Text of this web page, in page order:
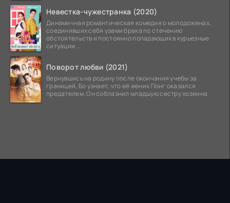
Невестка-чужестранка (2020)
Динамичная романтическая комедия о молодоженах,
соединивших себя узами брака по стечению
обстоятельств и постоянно попадающих в курьезные
ситуации...
Поворот любви (2021)
Вернувшись на родину после окончания учебы за
границей, Бо узнает, что её жених Понг оказался
предателем. Он соблазнил младшую сестру хозяина